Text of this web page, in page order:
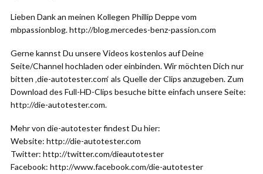
Lieben Dank an meinen Kollegen Phillip Deppe vom
mbpassionblog. http://blog.mercedes-benz-passion.com
Gerne kannst Du unsere Videos kostenlos auf Deine
Seite/Channel hochladen oder einbinden. Wir möchten Dich nur
bitten ‚die-autotester.com‘ als Quelle der Clips anzugeben. Zum
Download des Full-HD-Clips besuche bitte einfach unsere Seite:
http://die-autotester.com.
Mehr von die-autotester findest Du hier:
Website: http://die-autotester.com
Twitter: http://twitter.com/dieautotester
Facebook: http://www.facebook.com/die-autotester